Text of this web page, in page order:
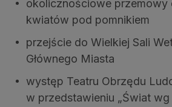
okolicznościowe przemowy
kwiatów pod pomnikiem
przejście do Wielkiej Sali
Głównego Miasta
występ Teatru Obrzędu
w przedstawieniu „Świat